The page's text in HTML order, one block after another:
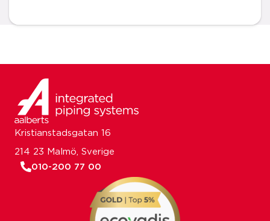
Kristianstadsgatan 16
214 23 Malmö, Sverige
010-200 77 00